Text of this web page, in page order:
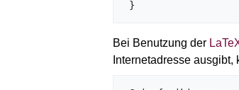
Bei Benutzung der
Internetadresse